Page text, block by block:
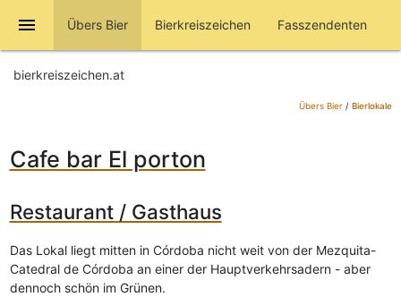
menu Übers Bier Bierkreiszeichen Fasszendenten
bierkreiszeichen.at
Übers Bier/ Bierlokale
Cafe bar El porton
Restaurant / Gasthaus
Das Lokal liegt mitten in Córdoba nicht weit von der Mezquita-
Catedral de Córdoba an einer der Hauptverkehrsadern - aber
dennoch schön im Grünen.